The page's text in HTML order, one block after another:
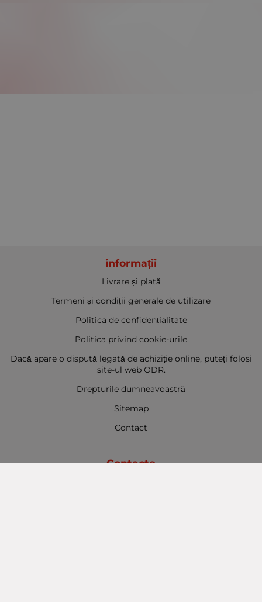
informații
Livrare și plată
Termeni și condiții generale de utilizare
Politica de confidențialitate
Politica privind cookie-urile
Dacă apare o dispută legată de achiziție online, puteți folosi
site-ul web ODR.
Drepturile dumneavoastră
Sitemap
Contact
Contacte